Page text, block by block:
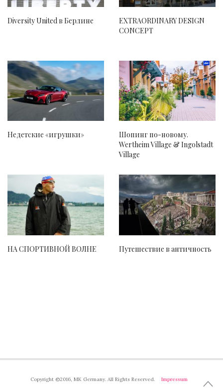
Diversity United в Берлине
EXTRAORDINARY DESIGN
CONCEPT
Недетские «игрушки»
Шопинг по-новому.
Wertheim Village & Ingolstadt
Village
НА СПОРТИВНОЙ ВОЛНЕ Путешествие в античность
Copyright ©2016, MK Germany. All Rights Reserved. Impressum